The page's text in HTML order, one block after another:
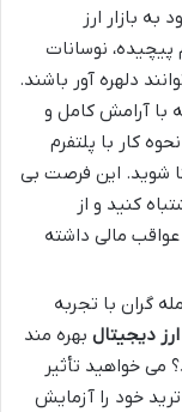
به بازار ارز
نوسانات
دلهره آور باشند.
با آرامش کامل و
کار با پلتفرم
شوید. این فرصت بی
کنید و از
مالی داشته
گران با تجربه
دیجیتال بهره مند
می خواهید تأثیر
خود را آزمایش